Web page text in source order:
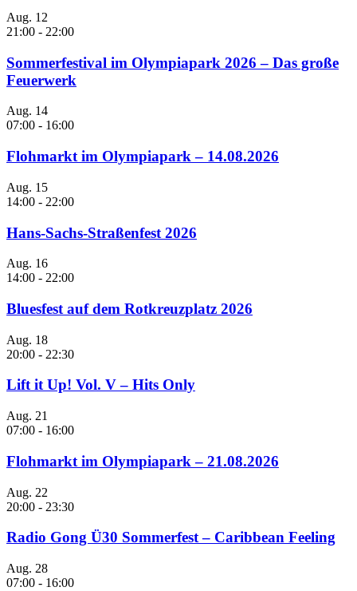
Aug. 12
21:00 - 22:00
Sommerfestival im Olympiapark 2026 – Das große
Feuerwerk
Aug. 14
07:00 - 16:00
Flohmarkt im Olympiapark – 14.08.2026
Aug. 15
14:00 - 22:00
Hans-Sachs-Straßenfest 2026
Aug. 16
14:00 - 22:00
Bluesfest auf dem Rotkreuzplatz 2026
Aug. 18
20:00 - 22:30
Lift it Up! Vol. V – Hits Only
Aug. 21
07:00 - 16:00
Flohmarkt im Olympiapark – 21.08.2026
Aug. 22
20:00 - 23:30
Radio Gong Ü30 Sommerfest – Caribbean Feeling
Aug. 28
07:00 - 16:00